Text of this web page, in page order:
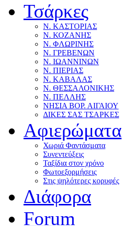
Τσάρκες
Ν. ΚΑΣΤΟΡΙΑΣ
Ν. ΚΟΖΑΝΗΣ
Ν. ΦΛΩΡΙΝΗΣ
Ν. ΓΡΕΒΕΝΩΝ
Ν. ΙΩΑΝΝΙΝΩΝ
Ν. ΠΙΕΡΙΑΣ
Ν. ΚΑΒΑΛΑΣ
Ν. ΘΕΣΣΑΛΟΝΙΚΗΣ
Ν. ΠΕΛΛΗΣ
ΝΗΣΙΑ ΒΟΡ. ΑΙΓΑΙΟΥ
ΔΙΚΕΣ ΣΑΣ ΤΣΑΡΚΕΣ
Αφιερώματα
Χωριά Φαντάσματα
Συνεντεύξεις
Ταξίδια στον χρόνο
Φωτοεξορμήσεις
Στις ψηλότερες κορυφές
Διάφορα
Forum